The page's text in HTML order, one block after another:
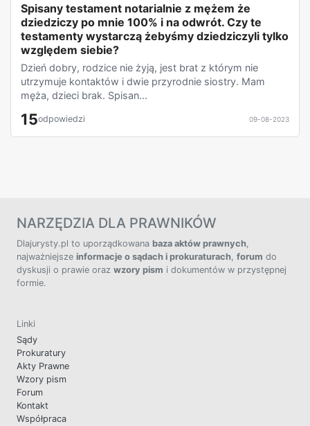
Spisany testament notarialnie z mężem że
dziedziczy po mnie 100% i na odwrót. Czy te
testamenty wystarczą żebyśmy dziedziczyli tylko
względem siebie?
Dzień dobry, rodzice nie żyją, jest brat z którym nie
utrzymuje kontaktów i dwie przyrodnie siostry. Mam
męża, dzieci brak. Spisan...
15odpowiedzi 09-08-2023
NARZĘDZIA DLA PRAWNIKÓW
Dlajurysty.pl to uporządkowana baza aktów prawnych,
najważniejsze informacje o sądach i prokuraturach, forum do
dyskusji o prawie oraz wzory pism i dokumentów w przystępnej
formie.
Linki
Sądy
Prokuratury
Akty Prawne
Wzory pism
Forum
Kontakt
Współpraca